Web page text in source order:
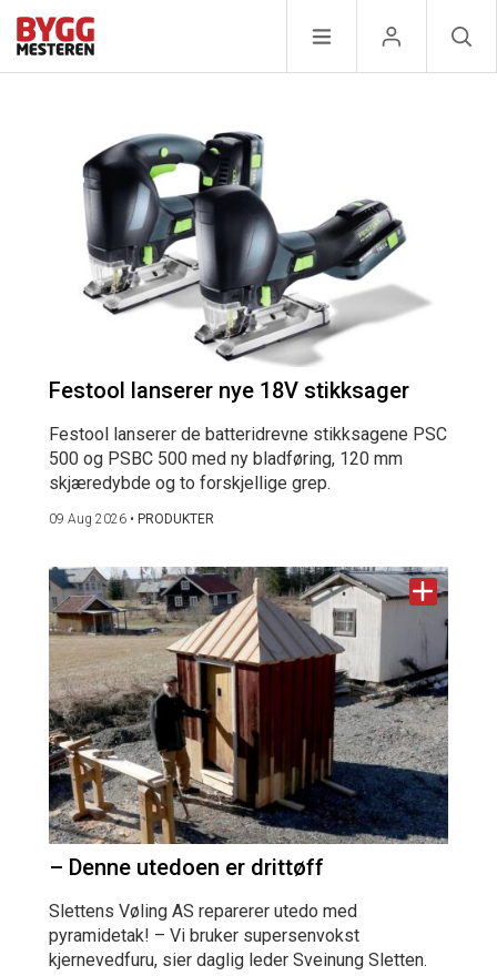
Festool lanserer nye 18V stikksager
Festool lanserer de batteridrevne stikksagene PSC
500 og PSBC 500 med ny bladføring, 120 mm
skjæredybde og to forskjellige grep.
09 Aug 2026 • PRODUKTER
– Denne utedoen er drittøff
Slettens Vøling AS reparerer utedo med
pyramidetak! – Vi bruker supersenvokst
kjernevedfuru, sier daglig leder Sveinung Sletten.